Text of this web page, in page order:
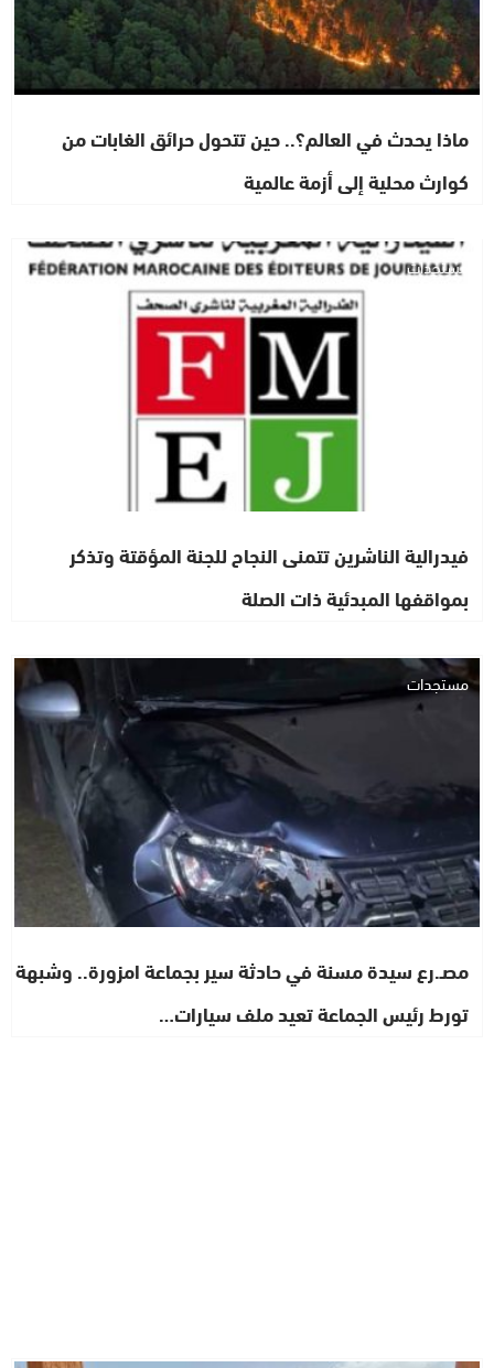
ماذا يحدث في العالم؟.. حين تتحول حرائق الغابات من
كوارث محلية إلى أزمة عالمية
مستجدات
فيدرالية الناشرين تتمنى النجاح للجنة المؤقتة وتذكر
بمواقفها المبدئية ذات الصلة
مستجدات
مصـ.رع سيدة مسنة في حادثة سير بجماعة امزورة.. وشبهة
تورط رئيس الجماعة تعيد ملف سيارات…